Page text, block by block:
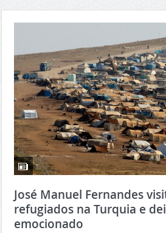
José Manuel Fernandes
refugiados na Turquia e
emocionado